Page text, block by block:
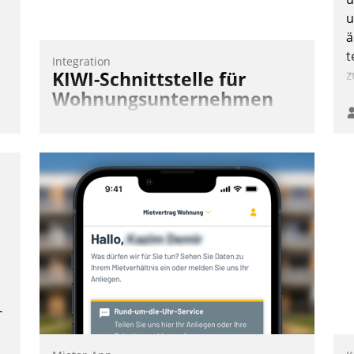
Integration
KIWI-Schnittstelle für
Wohnungsunternehmen
Beratungs- und
Softwareentwicklungshaus Datatrain.
Andreas Lerchner